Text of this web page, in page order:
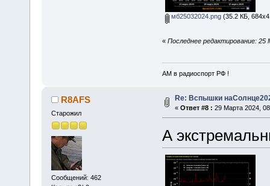
мб25032024.png(35.2 КБ,
« Последнее редактирование:
АМ в радиоспорт РФ !
R8AFS
Старожил
Сообщений: 462
Re: Вспышки
« Ответ #8 : 29 Марта 2024,
А